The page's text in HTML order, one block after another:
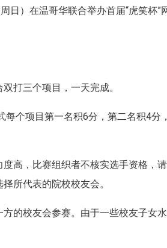
日）在温哥华联合举办首届“虎笑杯”
打三个项目，一天完成。
每个项目第一名积6分，第二名积4分
高，比赛组织者不核实选手资格，请
所代表的院校校友会。
的校友会参赛。由于一些校友子女水